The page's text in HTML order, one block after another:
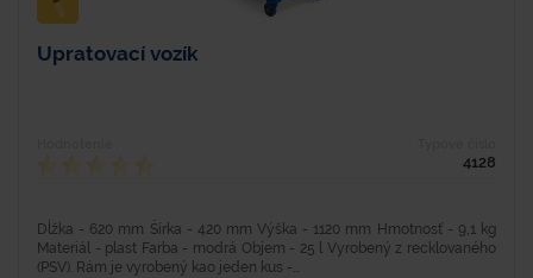
Upratovací vozík
4128
Dĺžka - 620 mm Šírka - 420 mm Výška - 1120 mm Hmotnosť - 9,1 kg
Materiál - plast Farba - modrá Objem - 25 l Vyrobený z recklovaného
(PSV). Rám je vyrobený kao jeden kus -...